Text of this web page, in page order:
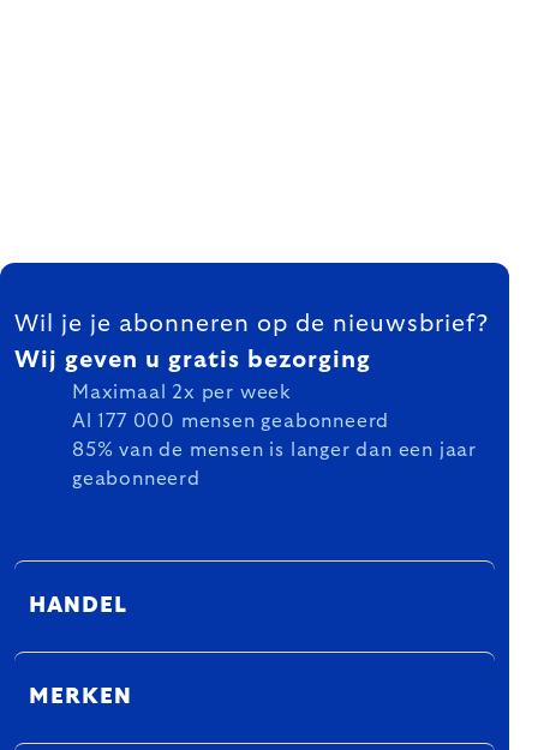
FOOTER
Wil je je abonneren op de nieuwsbrief?
Wij geven u gratis bezorging
Maximaal 2x per week
Al 177 000 mensen geabonneerd
85% van de mensen is langer dan een jaar
geabonneerd
HANDEL
MERKEN